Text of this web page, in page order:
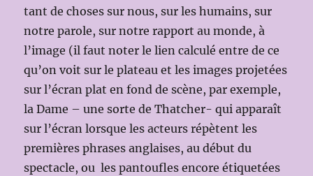
tant de choses sur nous, sur les humains, sur
notre parole, sur notre rapport au monde, à
l’image (il faut noter le lien calculé entre de ce
qu’on voit sur le plateau et les images projetées
sur l’écran plat en fond de scène, par exemple,
la Dame – une sorte de Thatcher- qui apparaît
sur l’écran lorsque les acteurs répètent les
premières phrases anglaises, au début du
spectacle, ou les pantoufles encore étiquetées